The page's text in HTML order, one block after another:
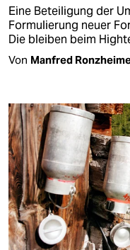
Eine Beteiligung der
Formulierung neuer
Die bleiben beim
Von Manfred